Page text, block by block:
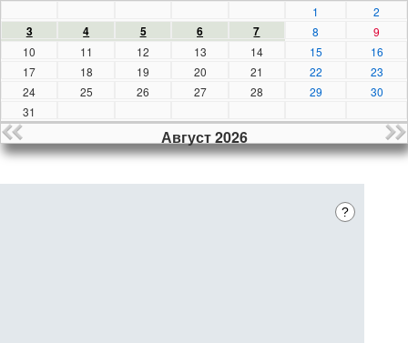
1
2
3 4 5 6 7 8
9
10
11 12 13 14 15
16
17
18 19 20 21 22
23
24
25 26 27 28 29
30
31
Август 2026
?